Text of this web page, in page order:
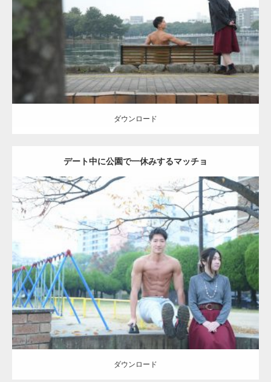
公園のマッチョ AKIHITO(細マッチョ) 背中
ダウンロード
ダウンロード
デート中に公園で一休みするマッチョ
Update:2021.07.6
Category:公園のマッチョ その他 AKIHITO(細マッチョ) 腹筋
ダウンロード
ダウンロード